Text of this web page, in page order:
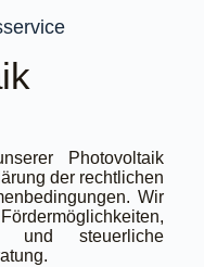
Photovoltaik
der rechtlichen
Wir
und steuerliche